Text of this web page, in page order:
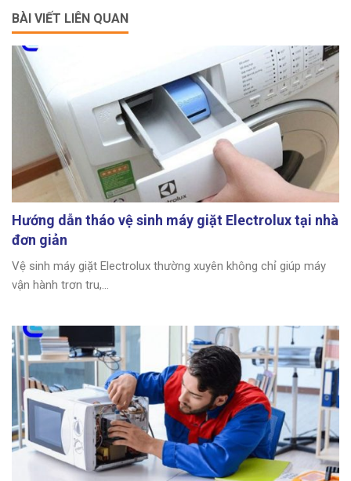
BÀI VIẾT LIÊN QUAN
Hướng dẫn tháo vệ sinh máy giặt Electrolux tại nhà
đơn giản
Vệ sinh máy giặt Electrolux thường xuyên không chỉ giúp máy
vận hành trơn tru,...